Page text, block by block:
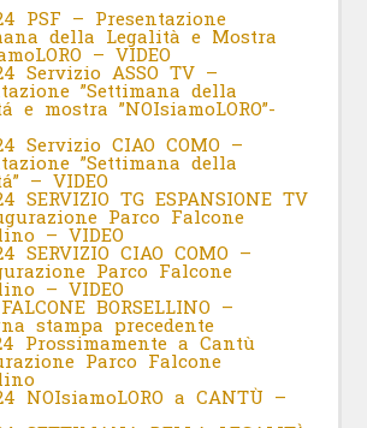
PSF – Presentazione
della Legalità e Mostra
– VIDEO
Servizio ASSO TV –
”Settimana della
e mostra ”NOIsiamoLORO”-
Servizio CIAO COMO –
”Settimana della
– VIDEO
SERVIZIO TG ESPANSIONE TV
Parco Falcone
– VIDEO
SERVIZIO CIAO COMO –
Parco Falcone
– VIDEO
BORSELLINO –
stampa precedente
Prossimamente a Cantù
Parco Falcone
NOIsiamoLORO a CANTÙ –